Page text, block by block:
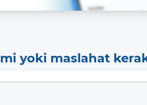
yoki maslahat